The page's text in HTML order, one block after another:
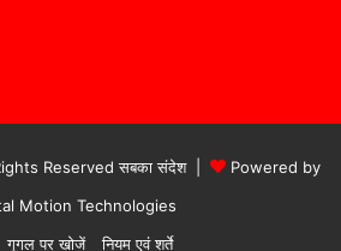
Reserved सबका संदेश |
Powered by
Motion Technologies
गूगल पर खोजें नियम एवं शर्ते